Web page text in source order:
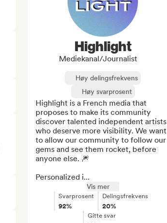
Highlight
Mediekanal/journalist
Høy delingsfrekvens
Høy svarprosent
Highlight is a French media that
proposes to make its community
discover talented independent artists
who deserve more visibility. We want
to allow our community to follow our
gems and see them rocket, before
anyone else. 🎆
Personalized i...
Vis mer
Svarprosent
92%
Delingsfrekvens
20%
Gitte svar